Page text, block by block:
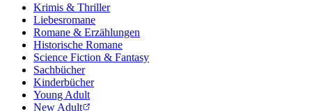
Krimis & Thriller
Liebesromane
Romane & Erzählungen
Historische Romane
Science Fiction & Fantasy
Sachbücher
Kinderbücher
Young Adult
New Adult